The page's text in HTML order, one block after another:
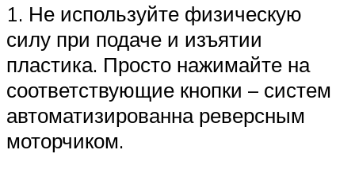
1. Не используйте физическую
силу при подаче и изъятии
пластика. Просто нажимайте на
соответствующие кнопки – систем
автоматизированна реверсным
моторчиком.